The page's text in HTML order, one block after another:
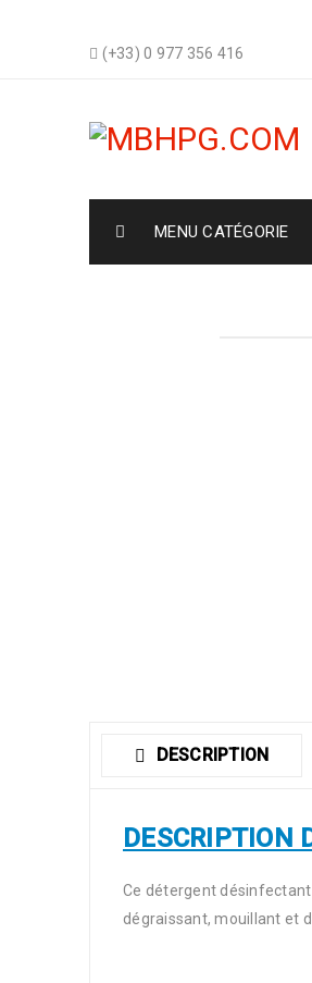
(+33) 0 977 356 416
MENU CATÉGORIE
DESCRIPTION
DESCRIPTION
Ce détergent
dégraissant, mouillant et